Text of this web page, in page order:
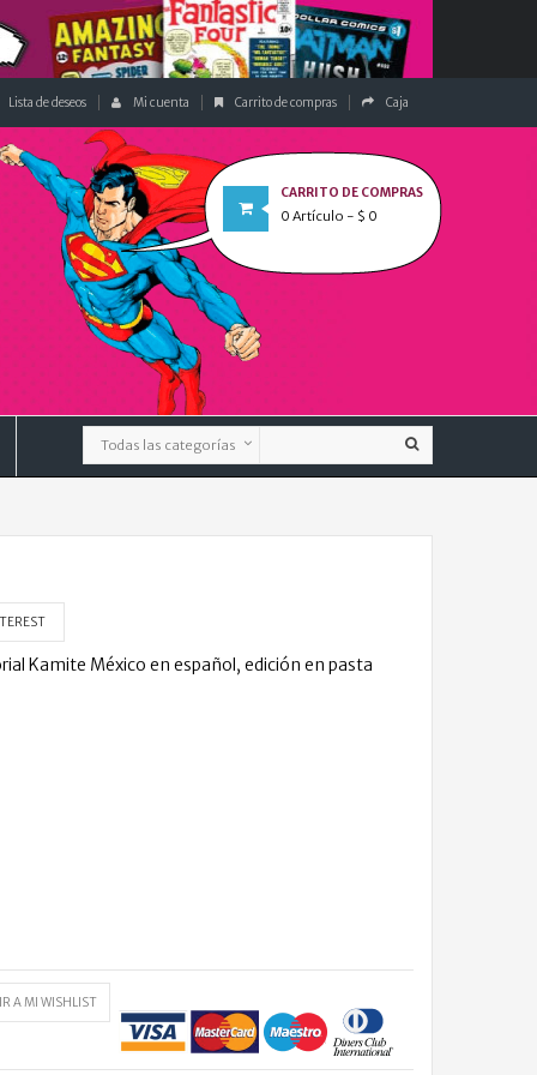
Lista de deseos Mi cuenta Carrito de compras Caja
CARRITO DE COMPRAS
0 Artículo - $ 0
Kamite México en español, edición en pasta
A MI WISHLIST